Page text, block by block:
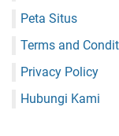
Peta Situs
Terms and
Privacy Policy
Hubungi Kami